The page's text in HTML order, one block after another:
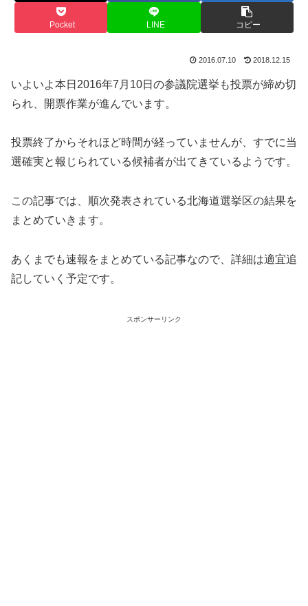
Pocket LINE コピー
2016.07.10 2018.12.15
いよいよ本日2016年7月10日の参議院選挙も投票が締め切
られ、開票作業が進んでいます。
投票終了からそれほど時間が経っていませんが、すでに当
選確実と報じられている候補者が出てきているようです。
この記事では、順次発表されている北海道選挙区の結果を
まとめていきます。
あくまでも速報をまとめている記事なので、詳細は適宜追
記していく予定です。
スポンサーリンク